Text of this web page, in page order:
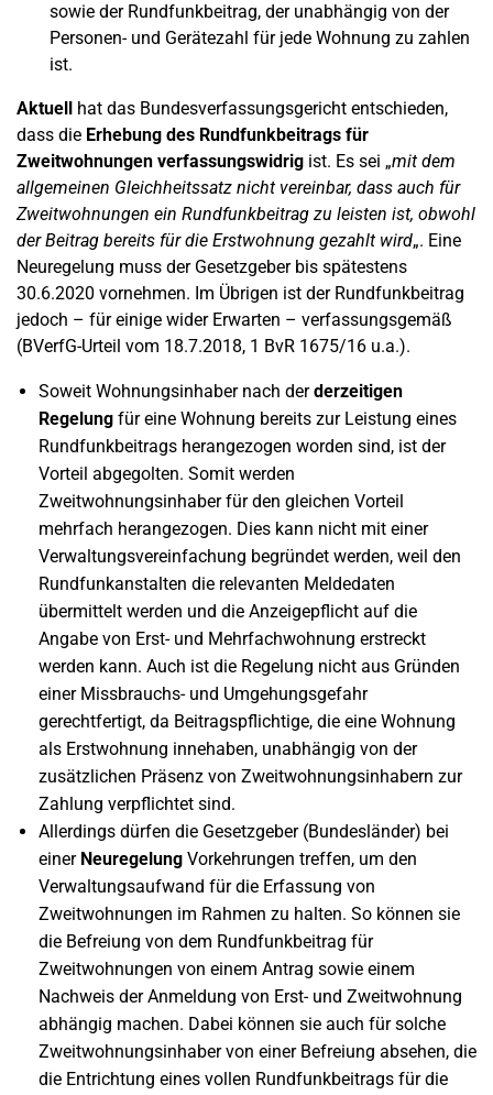
sowie der Rundfunkbeitrag, der unabhängig von der
Personen- und Gerätezahl für jede Wohnung zu zahlen
ist.
Aktuell hat das Bundesverfassungsgericht entschieden,
dass die Erhebung des Rundfunkbeitrags für
Zweitwohnungen verfassungswidrig ist. Es sei „mit dem
allgemeinen Gleichheitssatz nicht vereinbar, dass auch für
Zweitwohnungen ein Rundfunkbeitrag zu leisten ist, obwohl
der Beitrag bereits für die Erstwohnung gezahlt wird„. Eine
Neuregelung muss der Gesetzgeber bis spätestens
30.6.2020 vornehmen. Im Übrigen ist der Rundfunkbeitrag
jedoch – für einige wider Erwarten – verfassungsgemäß
(BVerfG-Urteil vom 18.7.2018, 1 BvR 1675/16 u.a.).
Soweit Wohnungsinhaber nach derderzeitigen
Regelung für eine Wohnung bereits zur Leistung eines
Rundfunkbeitrags herangezogen worden sind, ist der
Vorteil abgegolten. Somit werden
Zweitwohnungsinhaber für den gleichen Vorteil
mehrfach herangezogen. Dies kann nicht mit einer
Verwaltungsvereinfachung begründet werden, weil den
Rundfunkanstalten die relevanten Meldedaten
übermittelt werden und die Anzeigepflicht auf die
Angabe von Erst- und Mehrfachwohnung erstreckt
werden kann. Auch ist die Regelung nicht aus Gründen
einer Missbrauchs- und Umgehungsgefahr
gerechtfertigt, da Beitragspflichtige, die eine Wohnung
als Erstwohnung innehaben, unabhängig von der
zusätzlichen Präsenz von Zweitwohnungsinhabern zur
Zahlung verpflichtet sind.
Allerdings dürfen die Gesetzgeber (Bundesländer) bei
einer Neuregelung Vorkehrungen treffen, um den
Verwaltungsaufwand für die Erfassung von
Zweitwohnungen im Rahmen zu halten. So können sie
die Befreiung von dem Rundfunkbeitrag für
Zweitwohnungen von einem Antrag sowie einem
Nachweis der Anmeldung von Erst- und Zweitwohnung
abhängig machen. Dabei können sie auch für solche
Zweitwohnungsinhaber von einer Befreiung absehen, die
die Entrichtung eines vollen Rundfunkbeitrags für die